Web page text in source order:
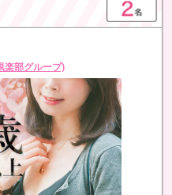
楽部グループ)